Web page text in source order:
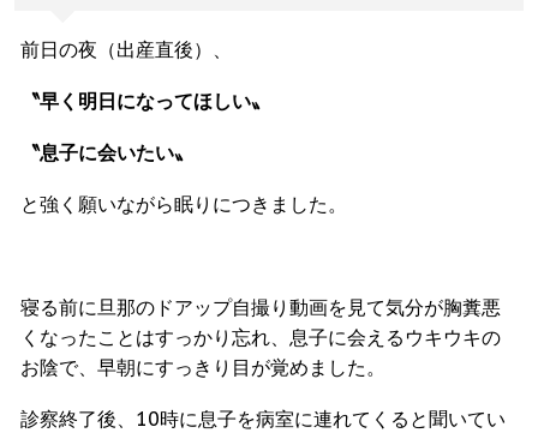
前日の夜（出産直後）、
〝早く明日になってほしい〟
〝息子に会いたい〟
と強く願いながら眠りにつきました。
寝る前に旦那のドアップ自撮り動画を見て気分が胸糞悪
くなったことはすっかり忘れ、息子に会えるウキウキの
お陰で、早朝にすっきり目が覚めました。
診察終了後、10時に息子を病室に連れてくると聞いてい